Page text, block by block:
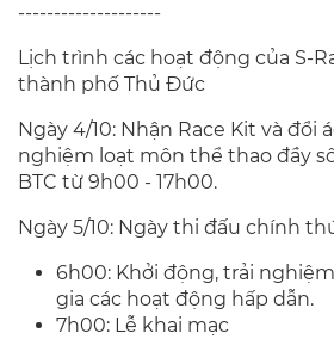
--------------------
Lịch trình các hoạt động của S-
thành phố Thủ Đức
Ngày 4/10: Nhận Race Kit và đổi
nghiệm loạt môn thể thao đầy
BTC từ 9h00 - 17h00.
Ngày 5/10: Ngày thi đấu chính
6h00: Khởi động, trải
gia các hoạt động hấp dẫn.
7h00: Lễ khai mạc